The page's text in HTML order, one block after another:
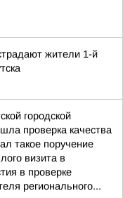
жители 1-й
городской
проверка качества
такое поручение
визита в
в проверке
регионального...